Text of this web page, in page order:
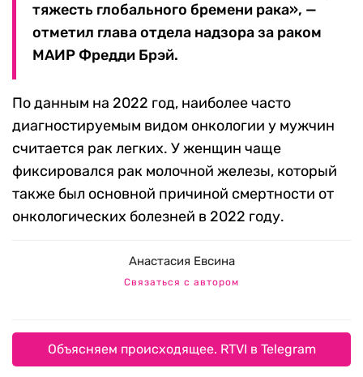
тяжесть глобального бремени рака», —
отметил глава отдела надзора за раком
МАИР Фредди Брэй.
По данным на 2022 год, наиболее часто
диагностируемым видом онкологии у мужчин
считается рак легких. У женщин чаще
фиксировался рак молочной железы, который
также был основной причиной смертности от
онкологических болезней в 2022 году.
Анастасия Евсина
Связаться с автором
Объясняем происходящее. RTVI в Telegram